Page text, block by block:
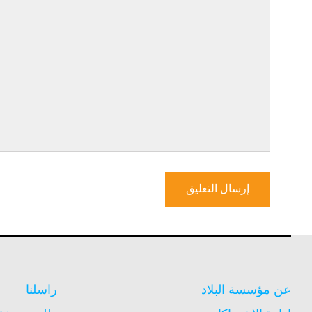
عن مؤسسة البلاد
راسلنا